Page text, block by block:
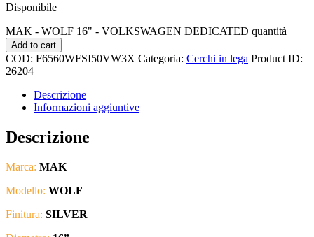
Disponibile
MAK - WOLF 16" - VOLKSWAGEN DEDICATED quantità
Add to cart
COD: F6560WFSI50VW3X Categoria: Cerchi in lega Product ID:
26204
Descrizione
Informazioni aggiuntive
Descrizione
Marca: MAK
Modello: WOLF
Finitura: SILVER